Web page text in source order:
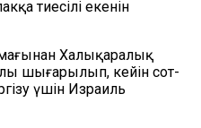
тиесілі екенін
Халықаралық
шығарылып, кейін сот-
үшін Израиль